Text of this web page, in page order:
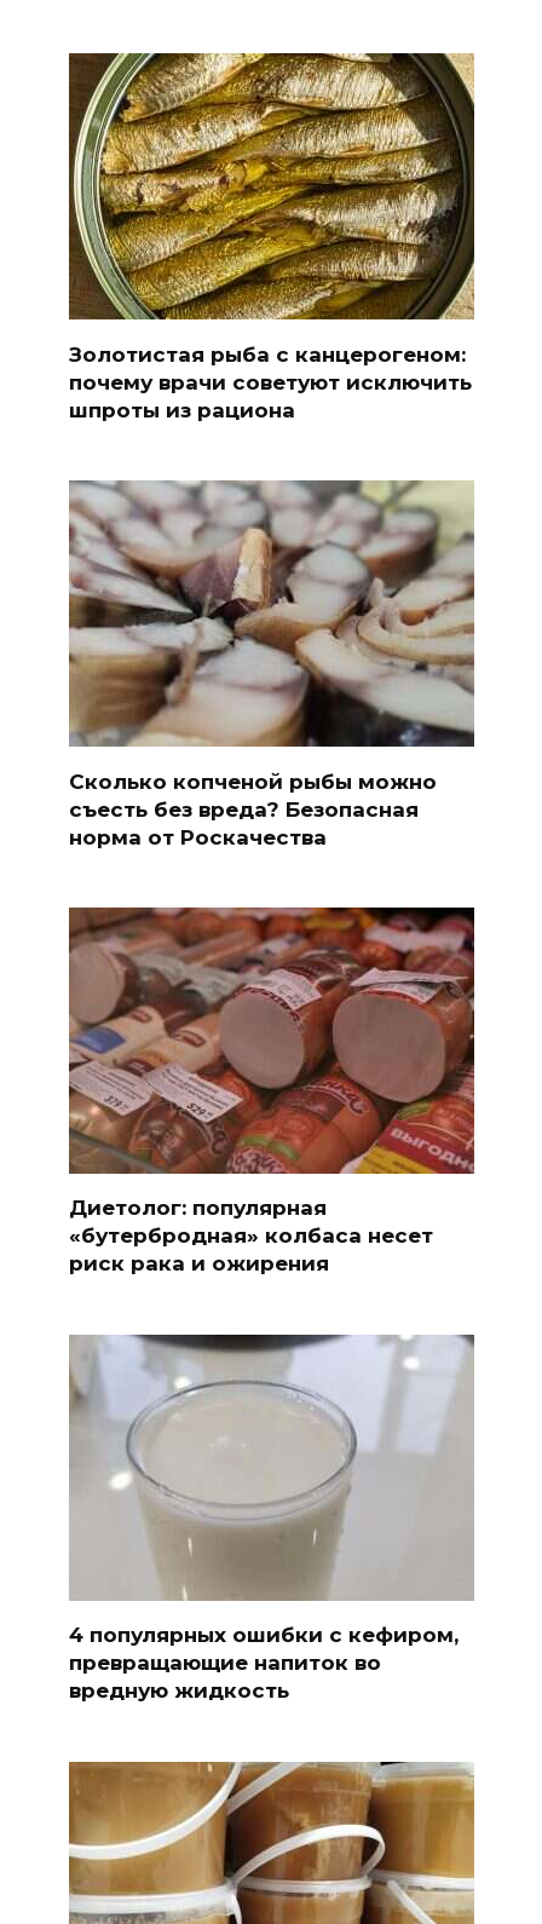
Золотистая рыба с канцерогеном:
почему врачи советуют исключить
шпроты из рациона
Сколько копченой рыбы можно
съесть без вреда? Безопасная
норма от Роскачества
Диетолог: популярная
«бутербродная» колбаса несет
риск рака и ожирения
4 популярных ошибки с кефиром,
превращающие напиток во
вредную жидкость